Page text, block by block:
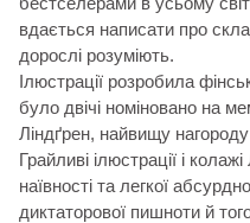
вдається написати про
дорослі розуміють.
Ілюстрації розробила
було двічі номіновано на
Ліндґрен, найвищу нагороду
Грайливі ілюстрації і
наївності та легкої
диктаторової пишноти й